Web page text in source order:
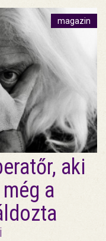
magazin
aki
a